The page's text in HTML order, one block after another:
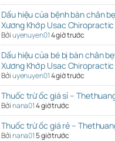
Dấu hiệu của bệnh bàn chân
Xương Khớp Usac Chiropractic
Bởiuyenuyen014 giờ trước
Dấu hiệu của bé bị bàn chân
Xương Khớp Usac Chiropractic
Bởiuyenuyen014 giờ trước
Thuốc trừ ốc giá sỉ –
Bởinana014 giờ trước
Thuốc trừ ốc giá rẻ –
Bởinana015 giờ trước